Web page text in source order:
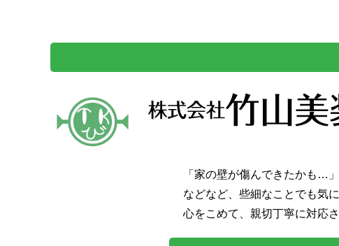
「家の壁が傷んできたかも…
などなど、些細なことでも気
心をこめて、親切丁寧に対応